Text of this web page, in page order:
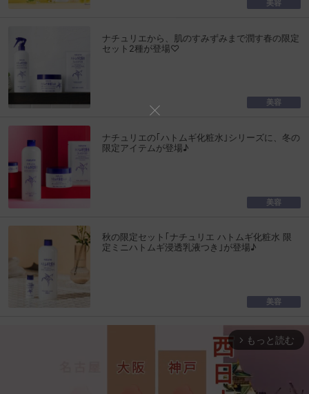
美容
ナチュリエから、肌のすみずみまで潤す春の限定
セット2種が登場♡
美容
ナチュリエの｢ハトムギ化粧水｣シリーズに、冬の
限定アイテムが登場♪
美容
秋の限定セット｢ナチュリエ ハトムギ化粧水 限
定ミニハトムギ浸透乳液つき｣が登場♪
美容
arrow_forward_ios もっと読む